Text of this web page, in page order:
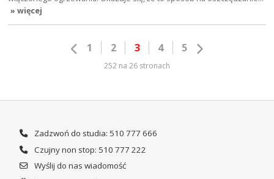
» więcej
1 2 3 4 5
252 na 26 stronach
Zadzwoń do studia: 510 777 666
Czujny non stop: 510 777 222
Wyślij do nas wiadomość